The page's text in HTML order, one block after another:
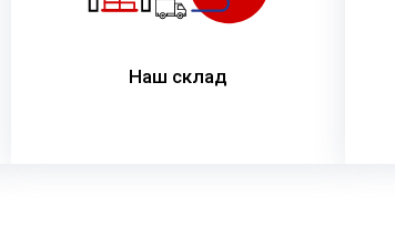
Наш склад